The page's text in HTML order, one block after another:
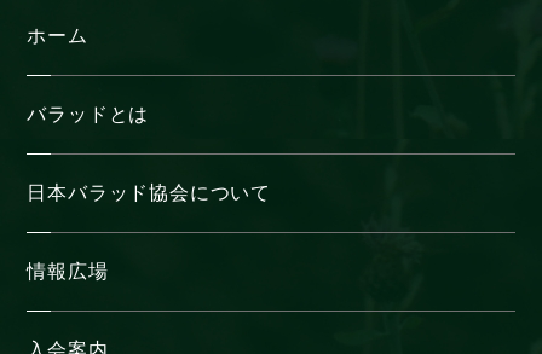
ホーム
バラッドとは
日本バラッド協会について
情報広場
入会案内